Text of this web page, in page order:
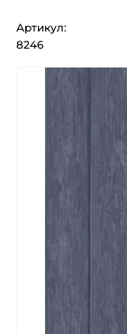
Артикул:
8246